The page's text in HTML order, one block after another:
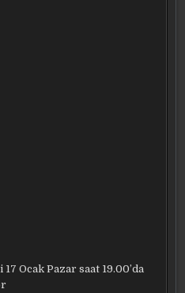
Ocak Pazar saat 19.00’da